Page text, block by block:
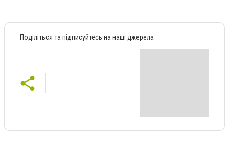
Поділіться та підписуйтесь на наші джерела